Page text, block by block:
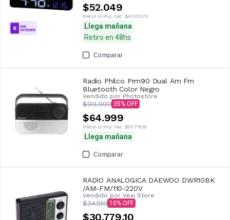
$52.049
Precio s/imp. nac. $43.015,70
Llega mañana
Retiro en 48hs
Comparar
Radio Philco Prm90 Dual Am Fm
Bluetooth Color Negro
Vendido por Photostore
$99.999 35
$64.999
Precio s/imp. nac. $53.718,18
Llega mañana
Comparar
RADIO ANALOGICA DAEWOO DWR10BK
/AM-FM/110-220V
Vendido por Vexi Store
$34.199 10
$30.779,10